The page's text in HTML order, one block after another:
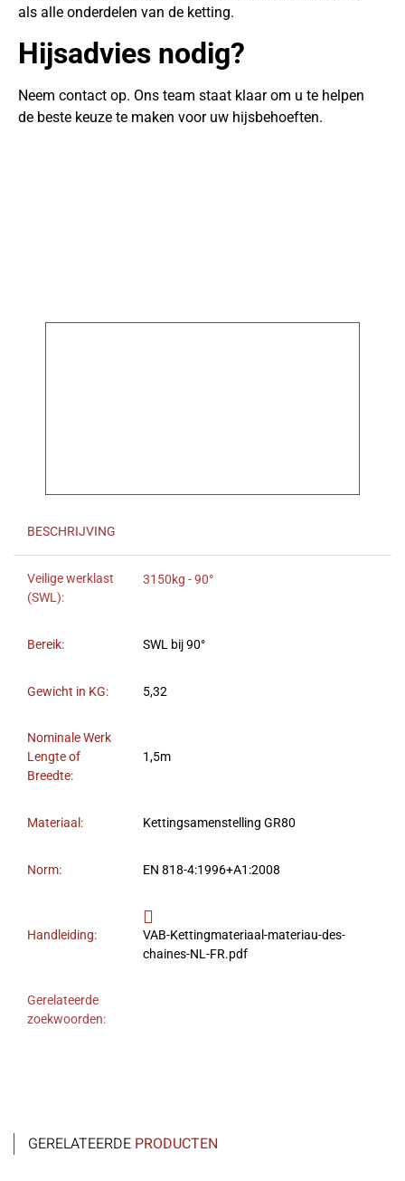
als alle onderdelen van de ketting.
Hijsadvies nodig?
Neem contact op. Ons team staat klaar om u te helpen
de beste keuze te maken voor uw hijsbehoeften.
BESCHRIJVING
Veilige werklast
(SWL):
3150kg - 90°
Bereik: SWL bij 90°
Gewicht in KG: 5,32
Nominale Werk
Lengte of
Breedte:
1,5m
Materiaal: Kettingsamenstelling GR80
Norm: EN 818-4:1996+A1:2008
Handleiding:
VAB-Kettingmateriaal-materiau-des-
chaines-NL-FR.pdf
Gerelateerde
zoekwoorden:
GERELATEERDE PRODUCTEN